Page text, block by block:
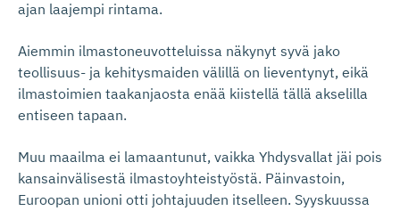
ajan laajempi rintama.
Aiemmin ilmastoneuvotteluissa näkynyt syvä jako
teollisuus- ja kehitysmaiden välillä on lieventynyt, eikä
ilmastoimien taakanjaosta enää kiistellä tällä akselilla
entiseen tapaan.
Muu maailma ei lamaantunut, vaikka Yhdysvallat jäi pois
kansainvälisestä ilmastoyhteistyöstä. Päinvastoin,
Euroopan unioni otti johtajuuden itselleen. Syyskuussa